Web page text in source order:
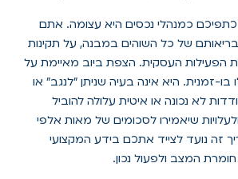
כמנהלי נכסים היא עצומה. אתם
של כל השוהים במבנה, על תקינות
הפעילות העסקית. הצפת ביוב מאיימת על
זמנית. היא אינה בעיה שניתן "לנגב" או
לא נכונה או איטית עלולה להוביל
שיאמירו לסכומים של מאות אלפי
זה נועד לצייד אתכם בידע המקצועי
המצב ולפעול נכון.